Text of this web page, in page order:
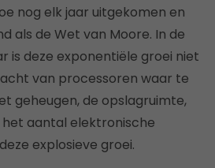
nog elk jaar uitgekomen en
als de Wet van Moore. In de
is deze exponentiële groei niet
van processoren waar te
geheugen, de opslagruimte,
aantal elektronische
explosieve groei.